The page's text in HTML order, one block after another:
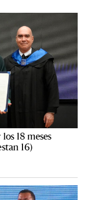
18 meses
16)